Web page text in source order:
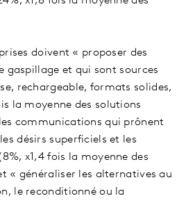
doivent « proposer des
et qui sont sources
rechargeable, formats solides,
la moyenne des solutions
communications qui prônent
désirs superficiels et les
x1,4 fois la moyenne des
« généraliser les alternatives au
le reconditionné ou la